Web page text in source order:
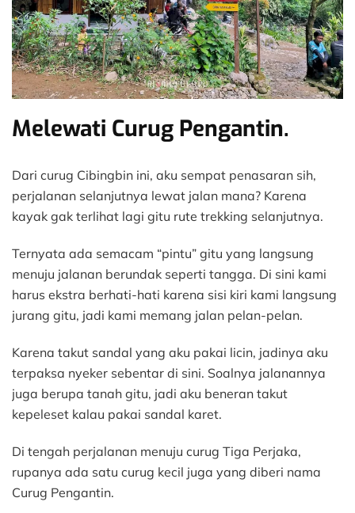
Melewati Curug Pengantin.
Dari curug Cibingbin ini, aku sempat penasaran sih,
perjalanan selanjutnya lewat jalan mana? Karena
kayak gak terlihat lagi gitu rute trekking selanjutnya.
Ternyata ada semacam “pintu” gitu yang langsung
menuju jalanan berundak seperti tangga. Di sini kami
harus ekstra berhati-hati karena sisi kiri kami langsung
jurang gitu, jadi kami memang jalan pelan-pelan.
Karena takut sandal yang aku pakai licin, jadinya aku
terpaksa nyeker sebentar di sini. Soalnya jalanannya
juga berupa tanah gitu, jadi aku beneran takut
kepeleset kalau pakai sandal karet.
Di tengah perjalanan menuju curug Tiga Perjaka,
rupanya ada satu curug kecil juga yang diberi nama
Curug Pengantin.